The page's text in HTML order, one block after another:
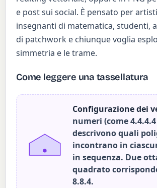
e post sui social. È pensato per
insegnanti di matematica, studenti,
di patchwork e chiunque voglia
simmetria e le trame.
Come leggere una tassellatura
Configurazione dei
numeri (come
descrivono quali
incontrano in
in sequenza. Due
quadrato
8.8.4.